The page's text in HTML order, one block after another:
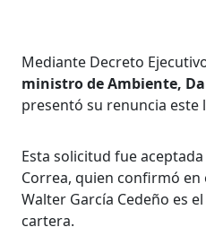
Mediante Decreto
ministro de Ambiente,
presentó su renuncia este
Esta solicitud fue
Correa, quien confirmó
Walter García Cedeño es
cartera.